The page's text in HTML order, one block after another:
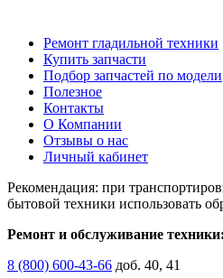
Ремонт гладильной техники
Купить запчасти
Подбор запчастей по модели
Полезное
Контакты
О Компании
Отзывы о нас
Личный кабинет
Рекомендация: при
бытовой техники использовать
Ремонт и обслуживание техники:
8 (800) 600-43-66 доб. 40, 41